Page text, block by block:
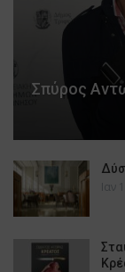
Σπύρος
Ιαν